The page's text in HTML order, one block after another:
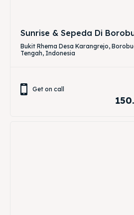
Sunrise & Sepeda Di
Bukit Rhema Desa Karangrejo,
Tengah, Indonesia
Get on call